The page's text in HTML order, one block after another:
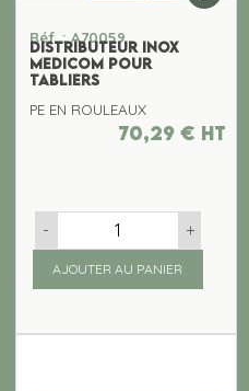
Réf. : A70059
DISTRIBUTEUR INOX
MEDICOM POUR
TABLIERS
PE EN ROULEAUX
70,29 € ht
- +
AJOUTER AU PANIER